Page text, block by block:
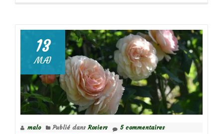
Focus
sur
le
rosier
Leander
13
MAI
malo Publié dans Rosiers 5 commentaires